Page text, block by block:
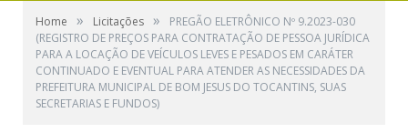
Home » Licitações »
PREGÃO ELETRÔNICO Nº 9.2023-030
(REGISTRO DE PREÇOS PARA CONTRATAÇÃO DE PESSOA JURÍDICA
PARA A LOCAÇÃO DE VEÍCULOS LEVES E PESADOS EM CARÁTER
CONTINUADO E EVENTUAL PARA ATENDER AS NECESSIDADES DA
PREFEITURA MUNICIPAL DE BOM JESUS DO TOCANTINS, SUAS
SECRETARIAS E FUNDOS)